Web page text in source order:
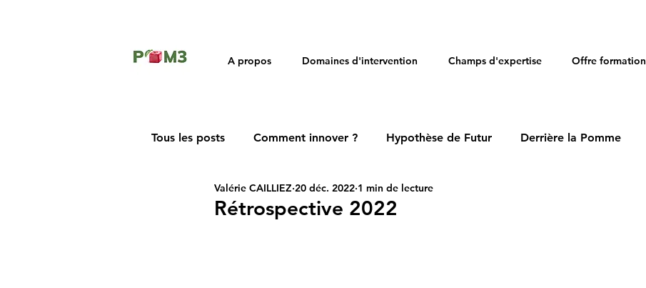
A propos Domaines d'intervention Champs d'expertise Offre formation
Tous les posts Comment innover ? Hypothèse de Futur Derrière la Pomme
Rétrospective
Rétrospective 2022
Valérie CAILLIEZ 20 déc. 2022 1 min de lecture